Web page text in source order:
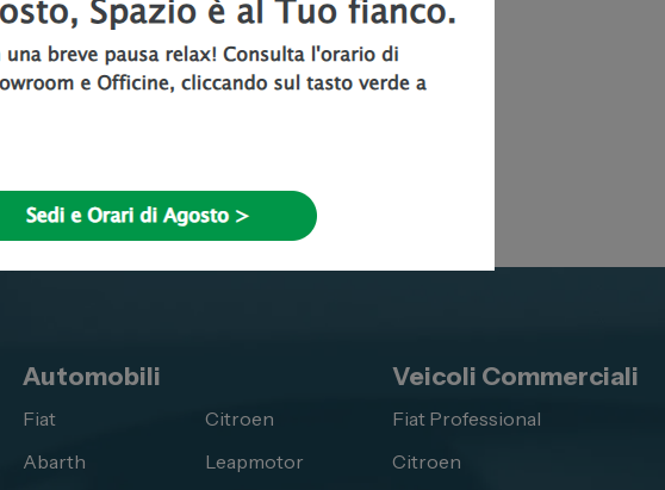
Automobili
Fiat
Abarth
Citroen
Leapmotor
Veicoli Commerciali
Fiat Professional
Citroen